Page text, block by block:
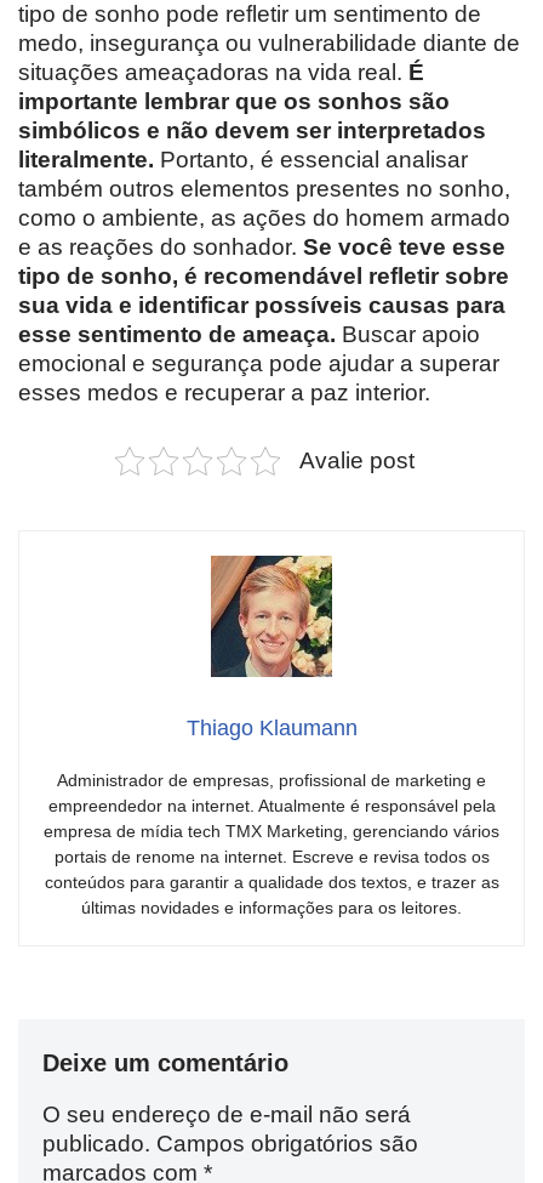
tipo de sonho pode refletir um sentimento de
medo, insegurança ou vulnerabilidade diante de
situações ameaçadoras na vida real. É
importante lembrar que os sonhos são
simbólicos e não devem ser interpretados
literalmente. Portanto, é essencial analisar
também outros elementos presentes no sonho,
como o ambiente, as ações do homem armado
e as reações do sonhador. Se você teve esse
tipo de sonho, é recomendável refletir sobre
sua vida e identificar possíveis causas para
esse sentimento de ameaça. Buscar apoio
emocional e segurança pode ajudar a superar
esses medos e recuperar a paz interior.
Avalie post
Thiago Klaumann
Administrador de empresas, profissional de marketing e
empreendedor na internet. Atualmente é responsável pela
empresa de mídia tech TMX Marketing, gerenciando vários
portais de renome na internet. Escreve e revisa todos os
conteúdos para garantir a qualidade dos textos, e trazer as
últimas novidades e informações para os leitores.
Deixe um comentário
O seu endereço de e-mail não será
publicado. Campos obrigatórios são
marcados com *